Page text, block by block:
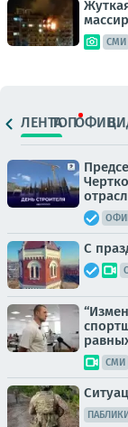
СМИ
ЛЕНТАТОПОФИЦ.
С
СМИ